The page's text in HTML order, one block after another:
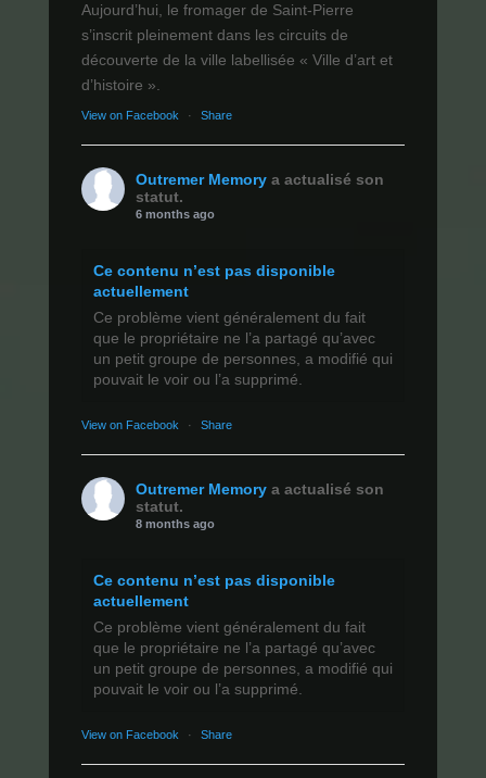
Aujourd’hui, le fromager de Saint-Pierre
s’inscrit pleinement dans les circuits de
découverte de la ville labellisée « Ville d’art et
d’histoire ».
View on Facebook · Share
Outremer Memory a actualisé son
statut.
6 months ago
Ce contenu n’est pas disponible
actuellement
Ce problème vient généralement du fait
que le propriétaire ne l’a partagé qu’avec
un petit groupe de personnes, a modifié qui
pouvait le voir ou l’a supprimé.
View on Facebook · Share
Outremer Memory a actualisé son
statut.
8 months ago
Ce contenu n’est pas disponible
actuellement
Ce problème vient généralement du fait
que le propriétaire ne l’a partagé qu’avec
un petit groupe de personnes, a modifié qui
pouvait le voir ou l’a supprimé.
View on Facebook · Share